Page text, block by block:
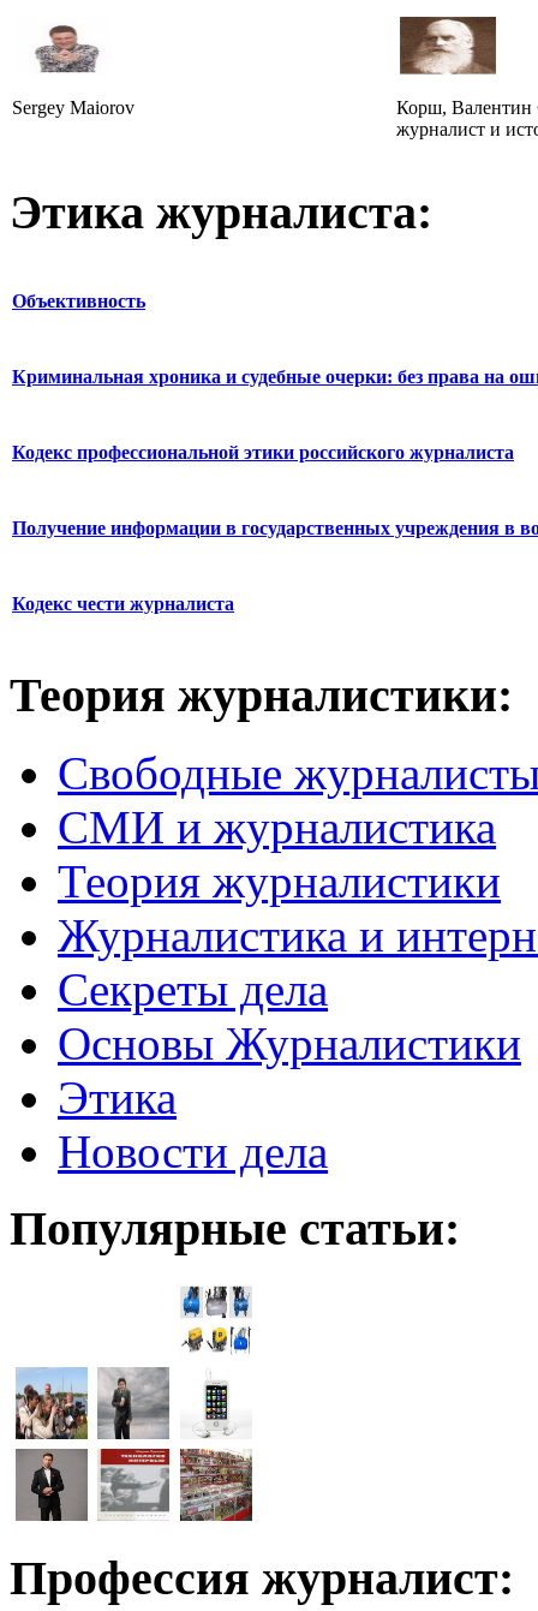
Sergey Maiorov
Корш, Валентин
журналист и
Этика журналиста:
Объективность
Криминальная хроника и судебные очерки: без права на
Кодекс профессиональной этики российского журналиста
Получение информации в государственных учреждения в
Кодекс чести журналиста
Теория журналистики:
Свободные
СМИ и журналистика
Теория журналистики
Журналистика и
Секреты дела
Основы Журналистики
Этика
Новости дела
Популярные статьи:
Профессия журналист: